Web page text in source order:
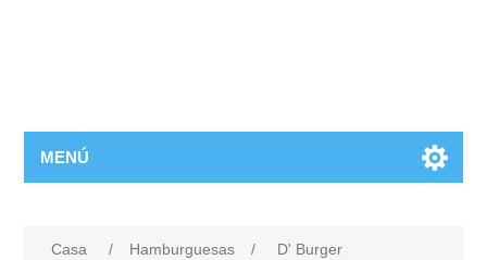
MENÚ
Casa / Hamburguesas / D' Burger